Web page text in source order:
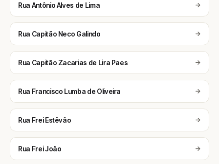
Rua Antônio Alves de Lima
Rua Capitão Neco Galindo
Rua Capitão Zacarias de Lira Paes
Rua Francisco Lumba de Oliveira
Rua Frei Estêvão
Rua Frei João